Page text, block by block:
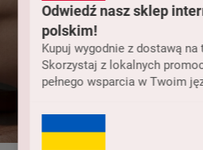
Odwiedź nasz sklep
polskim!
Kupuj wygodnie z dostawą
Skorzystaj z lokalnych
pełnego wsparcia w Twoim
Dzianina